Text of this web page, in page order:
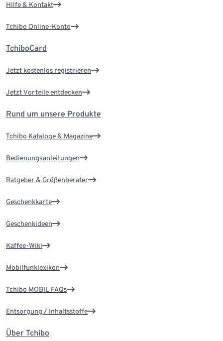
Hilfe & Kontakt
Tchibo Online-Konto
TchiboCard
Jetzt kostenlos registrieren
Jetzt Vorteile entdecken
Rund um unsere Produkte
Tchibo Kataloge & Magazine
Bedienungsanleitungen
Ratgeber & Größenberater
Geschenkkarte
Geschenkideen
Kaffee-Wiki
Mobilfunklexikon
Tchibo MOBIL FAQs
Entsorgung / Inhaltsstoffe
Über Tchibo